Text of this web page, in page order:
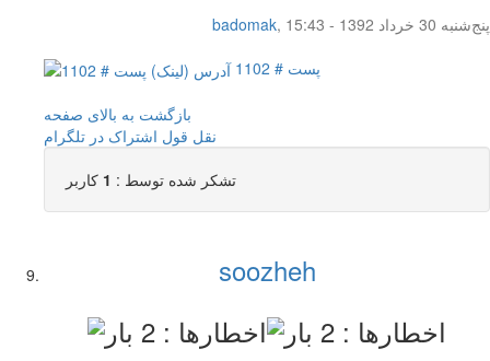
badomak,
پنج‌شنبه 30 خرداد 1392 - 15:43
پست # 1102
بازگشت به بالای صفحه
نقل قول اشتراک در تلگرام
تشکر شده توسط : 1 کاربر
soozheh